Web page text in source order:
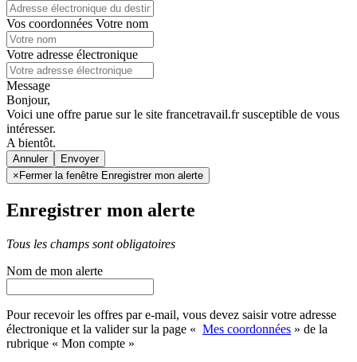
Vos coordonnées Votre nom
Votre adresse électronique
Message
Bonjour,
Voici une offre parue sur le site francetravail.fr susceptible de vous
intéresser.
A bientôt.
Annuler
× Fermer la fenêtre Enregistrer mon alerte
Enregistrer mon alerte
Tous les champs sont obligatoires
Nom de mon alerte
Pour recevoir les offres par e-mail, vous devez saisir votre adresse
électronique et la valider sur la page « Mes coordonnées » de la
rubrique « Mon compte »